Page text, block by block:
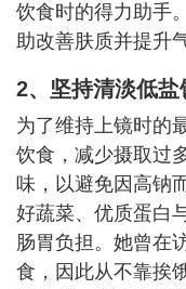
饮食时的得力助手
助改善肤质并提升
2、坚持清淡低盐
为了维持上镜时的
饮食，减少摄取过
味，以避免因高钠
好蔬菜、优质蛋白
肠胃负担。她曾在
食，因此从不靠挨